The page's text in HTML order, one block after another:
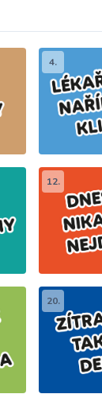
4.
12.
20.